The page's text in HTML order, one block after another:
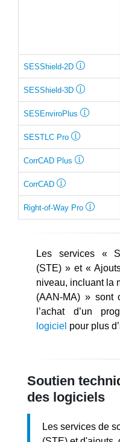
SESShield-2D
SESShield-3D
SESEnviroPlus
SESTLC Pro
CorrCAD Plus
CorrCAD
Right-of-Way Pro
Les services «
(STE) » et «
niveau, incluant la
(AAN-MA) » sont
l’achat d’un
logiciel pour plus
Soutien
des logiciels
Les services de